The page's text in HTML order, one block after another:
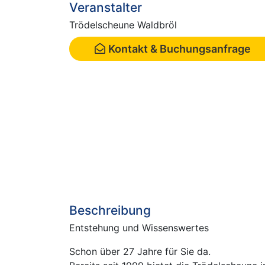
Veranstalter
Trödelscheune Waldbröl
Kontakt & Buchungsanfrage
Beschreibung
Entstehung und Wissenswertes
Schon über 27 Jahre für Sie da.